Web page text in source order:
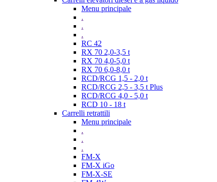
Menu principale
.
.
.
RC 42
RX 70 2,0-3,5 t
RX 70 4,0-5,0 t
RX 70 6,0-8,0 t
RCD/RCG 1,5 - 2,0 t
RCD/RCG 2,5 - 3,5 t Plus
RCD/RCG 4,0 - 5,0 t
RCD 10 - 18 t
Carrelli retrattili
Menu principale
.
.
.
FM-X
FM-X iGo
FM-X-SE